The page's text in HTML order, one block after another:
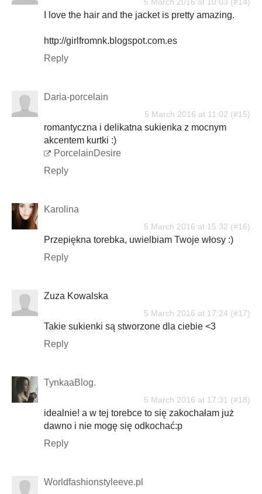
I love the hair and the jacket is pretty amazing.
http://girlfromnk.blogspot.com.es
Reply
Daria-porcelain
5 March 2016 at 11:02
romantyczna i delikatna sukienka z mocnym
akcentem kurtki :)
PorcelainDesire
Reply
Karolina
5 March 2016 at 15:32
Przepiękna torebka, uwielbiam Twoje włosy :)
Reply
Zuza Kowalska
5 March 2016 at 17:24
Takie sukienki są stworzone dla ciebie <3
Reply
TynkaaBlog.
5 March 2016 at 17:31
idealnie! a w tej torebce to się zakochałam już
dawno i nie mogę się odkochać:p
Reply
Worldfashionstyleeve.pl